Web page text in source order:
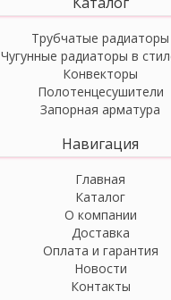
Трубчатые радиаторы
Чугунные радиаторы в
Конвекторы
Полотенцесушители
Запорная арматура
Навигация
Главная
Каталог
О компании
Доставка
Оплата и гарантия
Новости
Контакты